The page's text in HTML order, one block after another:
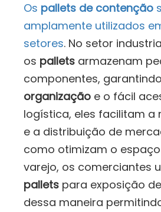
Os pallets de contenção
amplamente utilizados
setores. No setor
os pallets armazenam
componentes,
organização e o fácil
logística, eles facilitam a
e a distribuição de
como otimizam o
varejo, os comerciantes
pallets para exposição
dessa maneira